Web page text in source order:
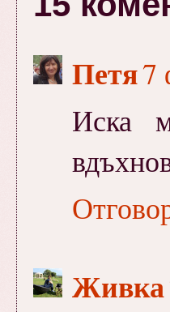
Петя7
Иска
Живка